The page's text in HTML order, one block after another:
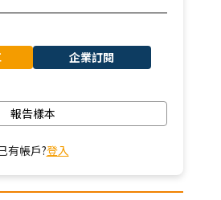
企業訂閱
報告樣本
有帳戶?登入